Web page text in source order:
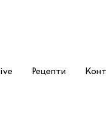
Рецепти